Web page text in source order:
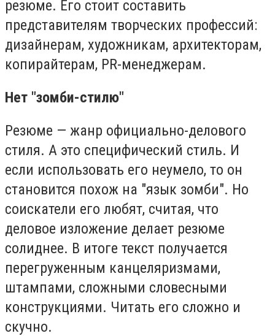
резюме. Его стоит составить
представителям творческих профессий:
дизайнерам, художникам, архитекторам,
копирайтерам, PR-менеджерам.
Нет "зомби-стилю"
Резюме — жанр официально-делового
стиля. А это специфический стиль. И
если использовать его неумело, то он
становится похож на "язык зомби". Но
соискатели его любят, считая, что
деловое изложение делает резюме
солиднее. В итоге текст получается
перегруженным канцеляризмами,
штампами, сложными словесными
конструкциями. Читать его сложно и
скучно.